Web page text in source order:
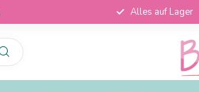
Alles auf Lager